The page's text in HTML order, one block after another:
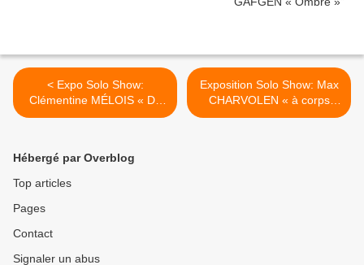
< Expo Solo Show:
Clémentine MÉLOIS « De
deux choses l'une »
Exposition Solo Show: Max
CHARVOLEN « à corps
d’espace » >
Hébergé par Overblog
Top articles
Pages
Contact
Signaler un abus